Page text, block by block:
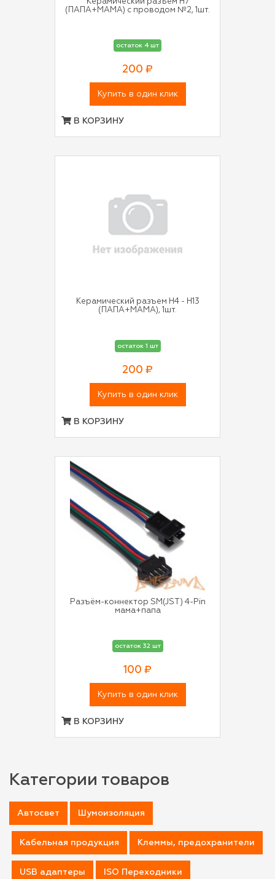
Керамический разъем H7
(ПАПА+МАМА) с проводом №2, 1шт.
остаток 4 шт
200 ₽
Купить в один клик
В КОРЗИНУ
Керамический разъем H4 - H13
(ПАПА+МАМА), 1шт.
остаток 1 шт
200 ₽
Купить в один клик
В КОРЗИНУ
Разъём-коннектор SM(JST) 4-Pin
мама+папа
остаток 32 шт
100 ₽
Купить в один клик
В КОРЗИНУ
Категории товаров
Автосвет Шумоизоляция
Кабельная продукция Клеммы, предохранители
USB адаптеры ISO Переходники